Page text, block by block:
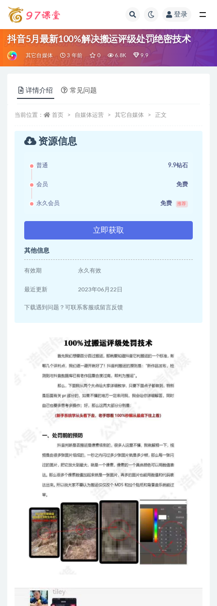
登录
抖音5月最新100%解决搬运评级处罚绝密技术
其它自媒体 3 年前 0 6.8K 9.9
详情介绍 常见问题
当前位置： 首页 自媒体运营 其它自媒体 正文
资源信息
普通 9.9钻石
会员 免费
永久会员 免费 推荐
立即获取
其他信息
有效期 永久有效
最近更新 2023年06月22日
下载遇到问题？可联系客服或留言反馈